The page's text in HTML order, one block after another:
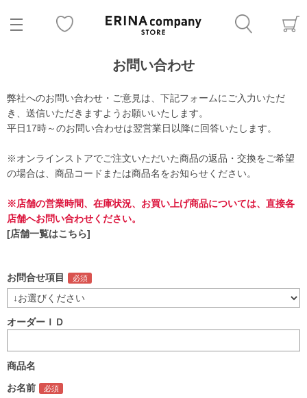
お問い合わせ
弊社へのお問い合わせ・ご意見は、下記フォームにご入力いただ
き、送信いただきますようお願いいたします。
平日17時～のお問い合わせは翌営業日以降に回答いたします。
※オンラインストアでご注文いただいた商品の返品・交換をご希望
の場合は、商品コードまたは商品名をお知らせください。
※店舗の営業時間、在庫状況、お買い上げ商品については、直接各
店舗へお問い合わせください。
[店舗一覧はこちら]
お問合せ項目
オーダーＩＤ
商品名
お名前